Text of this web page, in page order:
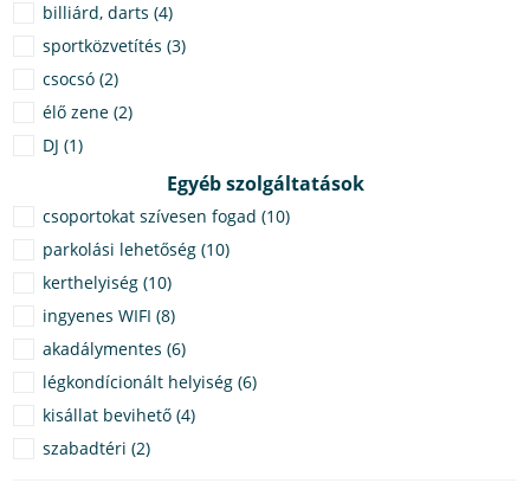
billiárd, darts (4)
sportközvetítés (3)
csocsó (2)
élő zene (2)
DJ (1)
Egyéb szolgáltatások
csoportokat szívesen fogad (10)
parkolási lehetőség (10)
kerthelyiség (10)
ingyenes WIFI (8)
akadálymentes (6)
légkondícionált helyiség (6)
kisállat bevihető (4)
szabadtéri (2)